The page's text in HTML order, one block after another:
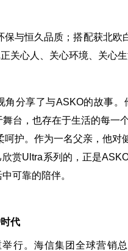
与恒久品质；搭配获北欧
关心人、关心环境、关心生
享了与ASKO的故事。
台，也存在于生活的每一
护。作为一名父亲，他
赏Ultra系列的，正是
可靠的陪伴。
代
。海信集团全球营销总